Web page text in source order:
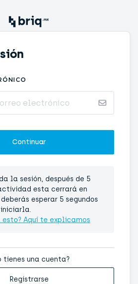
la sesión, después de 5
esta cerrará en
esperar 5 segundos
esto? Aquí te explicamos
tienes una cuenta?
Registrarse